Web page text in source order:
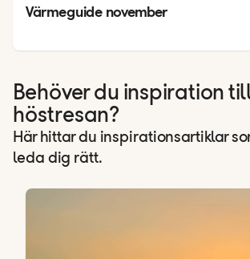
Värmeguide november
Behöver du inspiration
höstresan?
Här hittar du inspirationsartiklar
leda dig rätt.